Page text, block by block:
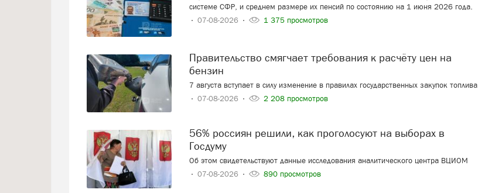
системе СФР, и среднем размере их пенсий по состоянию на 1 июня 2026 года.
07-08-2026
1 375 просмотров
Правительство смягчает требования к расчёту цен на
бензин
7 августа вступает в силу изменение в правилах государственных закупок топлива
07-08-2026
2 208 просмотров
56% россиян решили, как проголосуют на выборах в
Госдуму
Об этом свидетельствуют данные исследования аналитического центра ВЦИОМ
07-08-2026
890 просмотров